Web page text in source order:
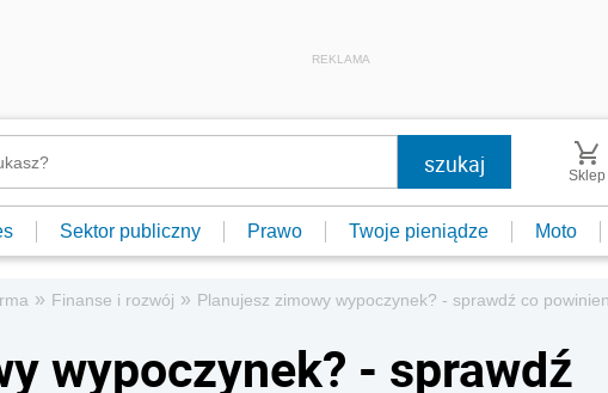
REKLAMA
Sklep
Sektor publiczny Prawo Twoje pieniądze Moto
» Finanse i rozwój » Planujesz zimowy wypoczynek? - sprawdź co
wypoczynek? - sprawdź